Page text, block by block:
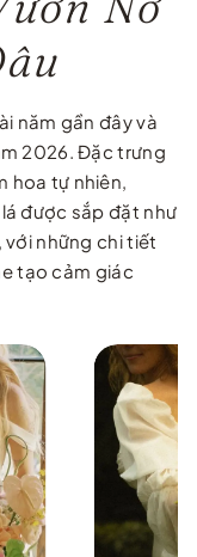
năm gần đây và
2026. Đặc trưng
hoa tự nhiên,
được sắp đặt như
những chi tiết
tạo cảm giác